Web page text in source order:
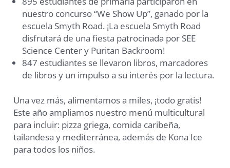
nuestro concurso “We Show Up”, ganado por la
escuela Smyth Road. ¡La escuela Smyth Road
disfrutará de una fiesta patrocinada por SEE
Science Center y Puritan Backroom!
847 estudiantes se llevaron libros, marcadores
de libros y un impulso a su interés por la lectura.
Una vez más, alimentamos a miles, ¡todo gratis!
Este año ampliamos nuestro menú multicultural
para incluir: pizza griega, comida caribeña,
tailandesa y mediterránea, además de Kona Ice
para todos los niños.